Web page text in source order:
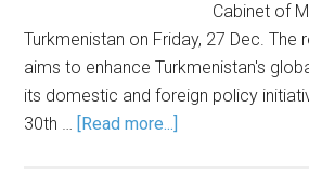
Cabinet of
Turkmenistan on Friday, 27 Dec. The
aims to enhance Turkmenistan's
its domestic and foreign policy
30th … [Read more...]